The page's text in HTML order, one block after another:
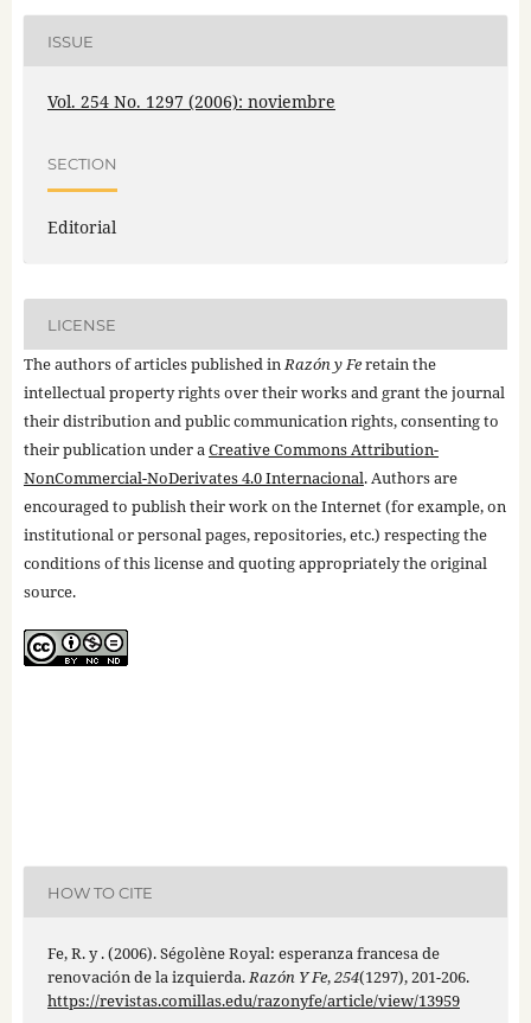
ISSUE
Vol. 254 No. 1297 (2006): noviembre
SECTION
Editorial
LICENSE
The authors of articles published inRazón y Feretain the
intellectual property rights over their works and grant the journal
their distribution and public communication rights, consenting to
their publication under aCreative Commons Attribution-
NonCommercial-NoDerivates 4.0 Internacional. Authors are
encouraged to publish their work on the Internet (for example, on
institutional or personal pages, repositories, etc.) respecting the
conditions of this license and quoting appropriately the original
source.
HOW TO CITE
Fe, R. y . (2006). Ségolène Royal: esperanza francesa de
renovación de la izquierda.Razón Y Fe,254(1297), 201-206.
https://revistas.comillas.edu/razonyfe/article/view/13959